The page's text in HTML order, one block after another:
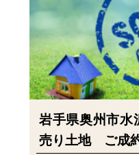
岩手県奥州市水
売り土地 ご成